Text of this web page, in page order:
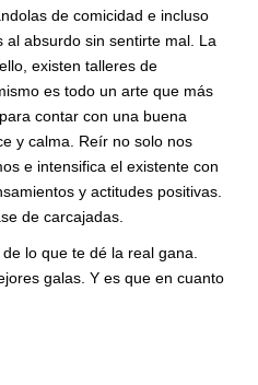
de comicidad e incluso
absurdo sin sentirte mal. La
existen talleres de
es todo un arte que más
contar con una buena
y calma. Reír no solo nos
e intensifica el existente con
y actitudes positivas.
de carcajadas.
lo que te dé la real gana.
galas. Y es que en cuanto